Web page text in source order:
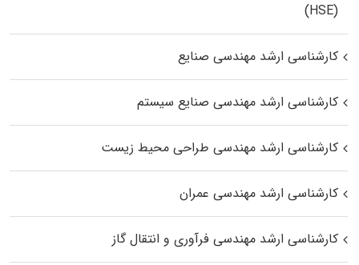
(HSE)
کارشناسی ارشد مهندسی صنایع
کارشناسی ارشد مهندسی صنایع سیستم
کارشناسی ارشد مهندسی طراحی محیط زیست
کارشناسی ارشد مهندسی عمران
کارشناسی ارشد مهندسی فرآوری و انتقال گاز